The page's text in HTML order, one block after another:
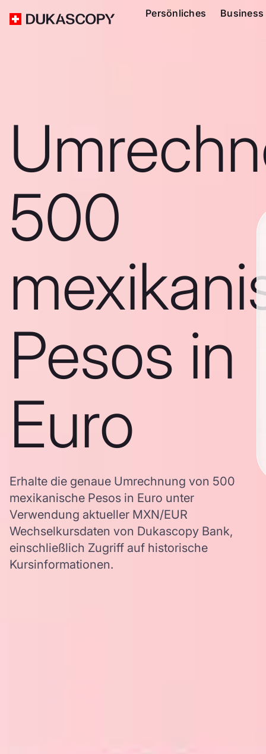
Persönliches Business
500
Pesos in
Euro
Erhalte die genaue Umrechnung von 500
mexikanische Pesos in Euro unter
Verwendung aktueller MXN/EUR
Wechselkursdaten von Dukascopy Bank,
einschließlich Zugriff auf historische
Kursinformationen.